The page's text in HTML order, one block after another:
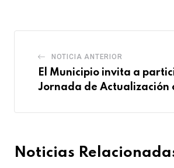
NOTICIA ANTERIOR
El Municipio invita a
Jornada de Actualización
Noticias